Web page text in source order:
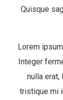
Quisque
Lorem
Integer
nulla erat,
tristique mi